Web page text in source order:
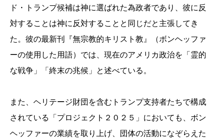
ド・トランプ候補は神に選ばれた為政者であり、彼に反
対することは神に反対することと同じだと主張してき
た。彼の最新刊『無宗教的キリスト教』（ボンヘッファ
ーの使用した用語）では、現在のアメリカ政治を「霊的
な戦争」「終末の兆候」と述べている。
また、ヘリテージ財団を含むトランプ支持者たちで構成
されている「プロジェクト２０２５」においても、ボン
ヘッファーの業績を取り上げ、団体の活動になぞらえた